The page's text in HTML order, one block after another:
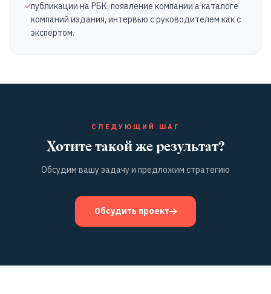
публикации на РБК, появление компании а каталоге
компаний издания, интервью с руководителем как с
экспертом.
СЛЕДУЮЩИЙ ШАГ
Хотите такой же результат?
Обсудим вашу задачу и предложим стратегию
Обсудить проект